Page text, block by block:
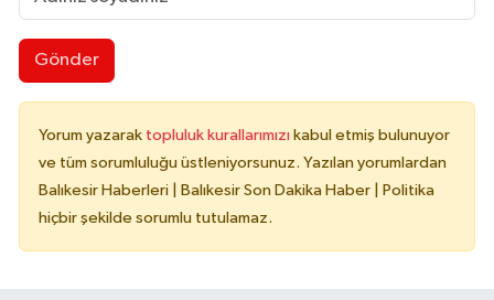
Gönder
Yorum yazarak topluluk kurallarımızı kabul etmiş bulunuyor
ve tüm sorumluluğu üstleniyorsunuz. Yazılan yorumlardan
Balıkesir Haberleri | Balıkesir Son Dakika Haber | Politika
hiçbir şekilde sorumlu tutulamaz.